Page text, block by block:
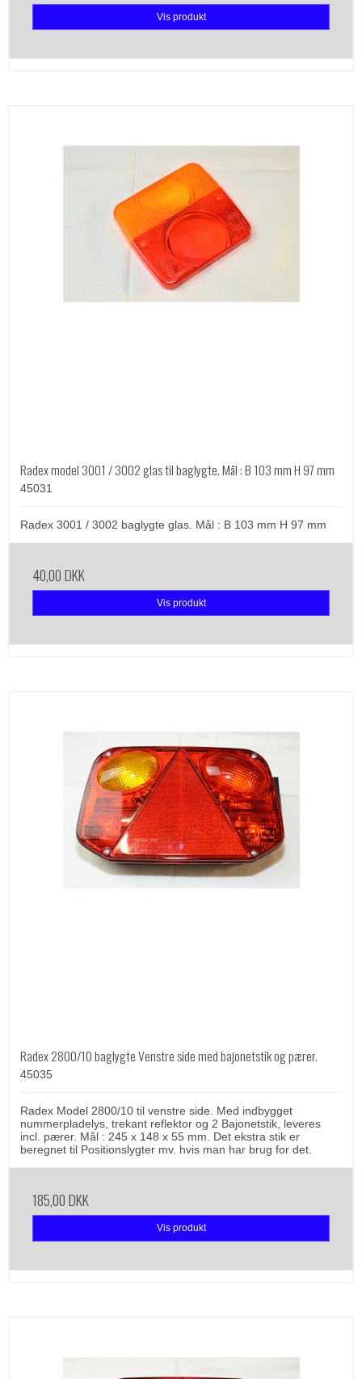
Vis produkt
Radex model 3001 / 3002 glas til baglygte. Mål : B 103 mm H 97 mm
45031
Radex 3001 / 3002 baglygte glas. Mål : B 103 mm H 97 mm
40,00 DKK
Vis produkt
Radex 2800/10 baglygte Venstre side med bajonetstik og pærer.
45035
Radex Model 2800/10 til venstre side. Med indbygget
nummerpladelys, trekant reflektor og 2 Bajonetstik, leveres
incl. pærer. Mål : 245 x 148 x 55 mm. Det ekstra stik er
beregnet til Positionslygter mv. hvis man har brug for det.
185,00 DKK
Vis produkt